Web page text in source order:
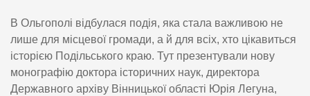
В Ольгополі відбулася подія, яка стала важливою не
лише для місцевої громади, а й для всіх, хто цікавиться
історією Подільського краю. Тут презентували нову
монографію доктора історичних наук, директора
Державного архіву Вінницької області Юрія Легуна,